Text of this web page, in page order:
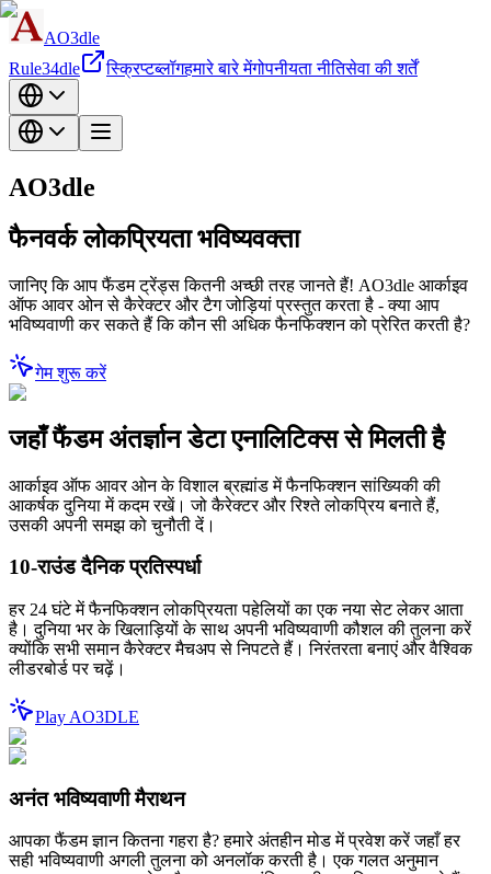
AO3dle
Rule34dle
स्क्रिप्टब्लॉगहमारे बारे मेंगोपनीयता नीतिसेवा की शर्तें
AO3dle
फैनवर्क लोकप्रियता भविष्यवक्ता
जानिए कि आप फैंडम ट्रेंड्स कितनी अच्छी तरह जानते हैं! AO3dle आर्काइव
ऑफ आवर ओन से कैरेक्टर और टैग जोड़ियां प्रस्तुत करता है - क्या आप
भविष्यवाणी कर सकते हैं कि कौन सी अधिक फैनफिक्शन को प्रेरित करती है?
गेम शुरू करें
जहाँ फैंडम अंतर्ज्ञान डेटा एनालिटिक्स से मिलती है
आर्काइव ऑफ आवर ओन के विशाल ब्रह्मांड में फैनफिक्शन सांख्यिकी की
आकर्षक दुनिया में कदम रखें। जो कैरेक्टर और रिश्ते लोकप्रिय बनाते हैं,
उसकी अपनी समझ को चुनौती दें।
10-राउंड दैनिक प्रतिस्पर्धा
हर 24 घंटे में फैनफिक्शन लोकप्रियता पहेलियों का एक नया सेट लेकर आता
है। दुनिया भर के खिलाड़ियों के साथ अपनी भविष्यवाणी कौशल की तुलना करें
क्योंकि सभी समान कैरेक्टर मैचअप से निपटते हैं। निरंतरता बनाएं और वैश्विक
लीडरबोर्ड पर चढ़ें।
Play AO3DLE
अनंत भविष्यवाणी मैराथन
आपका फैंडम ज्ञान कितना गहरा है? हमारे अंतहीन मोड में प्रवेश करें जहाँ हर
सही भविष्यवाणी अगली तुलना को अनलॉक करती है। एक गलत अनुमान